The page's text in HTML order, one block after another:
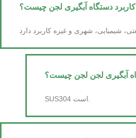
کاربرد دستگاه آبگیری لجن چیست؟
آبگیری لجن لجن چیست؟